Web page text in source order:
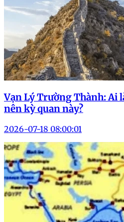
Vạn Lý Trường Thành: Ai
nên kỳ quan này?
2026-07-18 08:00:01